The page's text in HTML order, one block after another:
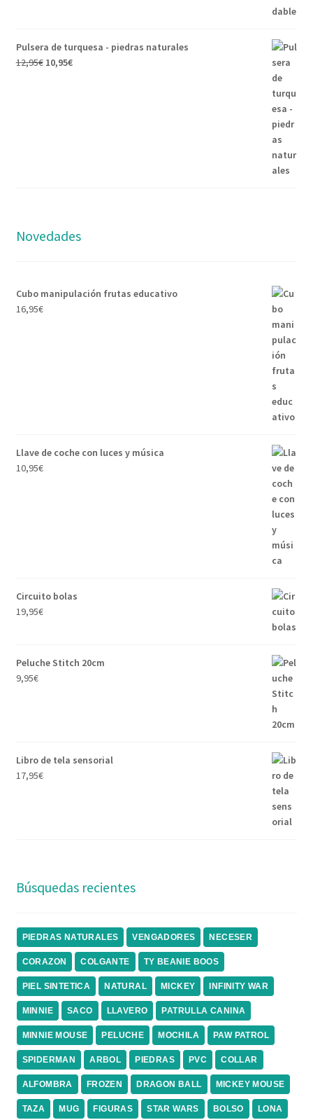
Pulsera de turquesa - piedras naturales
12,95€ 10,95€
Novedades
Cubo manipulación frutas educativo
16,95€
Llave de coche con luces y música
10,95€
Circuito bolas
19,95€
Peluche Stitch 20cm
9,95€
Libro de tela sensorial
17,95€
Búsquedas recientes
PIEDRAS NATURALES VENGADORES NECESER
CORAZON COLGANTE TY BEANIE BOOS
PIEL SINTETICA NATURAL MICKEY INFINITY WAR
MINNIE SACO LLAVERO PATRULLA CANINA
MINNIE MOUSE PELUCHE MOCHILA PAW PATROL
SPIDERMAN ARBOL PIEDRAS PVC COLLAR
ALFOMBRA FROZEN DRAGON BALL MICKEY MOUSE
TAZA MUG FIGURAS STAR WARS BOLSO LONA